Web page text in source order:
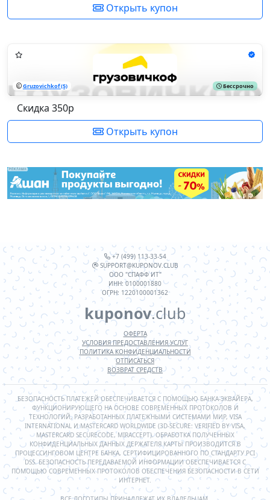
Открыть купон
Gruzovichkof (5) Бессрочно
Скидка 350р
Открыть купон
+7 (499) 113-33-54
SUPPORT@KUPONOV.CLUB
ООО "СПАФФ ИТ"
ИНН: 0100001880
ОГРН: 1220100001362
kuponov.club
ОФЕРТА
УСЛОВИЯ ПРЕДОСТАВЛЕНИЯ УСЛУГ
ПОЛИТИКА КОНФИДЕНЦИАЛЬНОСТИ
ОТПИСАТЬСЯ
ВОЗВРАТ СРЕДСТВ
БЕЗОПАСНОСТЬ ПЛАТЕЖЕЙ ОБЕСПЕЧИВАЕТСЯ С ПОМОЩЬЮ БАНКА-ЭКВАЙЕРА,
ФУНКЦИОНИРУЮЩЕГО НА ОСНОВЕ СОВРЕМЕННЫХ ПРОТОКОЛОВ И
ТЕХНОЛОГИЙ, РАЗРАБОТАННЫХ ПЛАТЕЖНЫМИ СИСТЕМАМИ МИР, VISA
INTERNATIONAL И MASTERCARD WORLDWIDE (3D-SECURE: VERIFIED BY VISA,
MASTERCARD SECURECODE, MIRACCEPT). ОБРАБОТКА ПОЛУЧЕННЫХ
КОНФИДЕНЦИАЛЬНЫХ ДАННЫХ ДЕРЖАТЕЛЯ КАРТЫ ПРОИЗВОДИТСЯ В
ПРОЦЕССИНГОВОМ ЦЕНТРЕ БАНКА, СЕРТИФИЦИРОВАННОГО ПО СТАНДАРТУ PCI
DSS. БЕЗОПАСНОСТЬ ПЕРЕДАВАЕМОЙ ИНФОРМАЦИИ ОБЕСПЕЧИВАЕТСЯ С
ПОМОЩЬЮ СОВРЕМЕННЫХ ПРОТОКОЛОВ ОБЕСПЕЧЕНИЯ БЕЗОПАСНОСТИ В СЕТИ
ИНТЕРНЕТ.